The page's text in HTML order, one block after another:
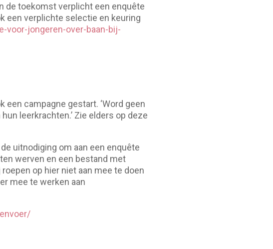
de toekomst verplicht een enquête
een verplichte selectie en keuring
voor-jongeren-over-baan-bij-
een campagne gestart. ‘Word geen
leerkrachten.’ Zie elders op deze
uitnodiging om aan een enquête
werven en een bestand met
op hier niet aan mee te doen
mee te werken aan